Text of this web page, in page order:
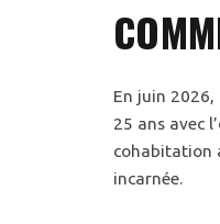
En juin 2026,
25 ans avec
cohabitation
incarnée.